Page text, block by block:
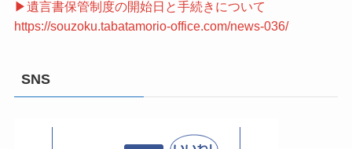
▶遺言書保管制度の開始日と手続きについて
https://souzoku.tabatamorio-office.com/news-036/
SNS